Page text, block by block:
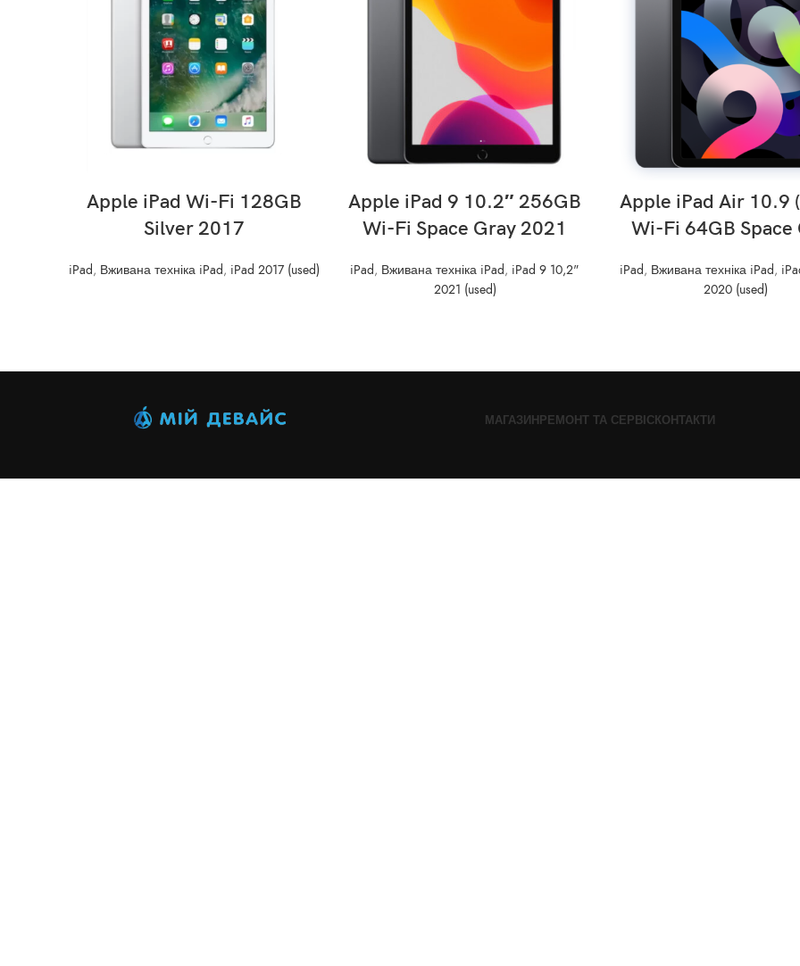
Apple iPad Wi-Fi 128GB
Silver 2017
iPad, Вживана техніка iPad, iPad 2017 (used)
Apple iPad 9 10.2″ 256GB
Wi-Fi Space Gray 2021
iPad, Вживана техніка iPad, iPad 9 10,2"
2021 (used)
Apple iPad Air 10.9
Wi-Fi 64GB Space
iPad, Вживана техніка iPad,
2020 (used)
МАГАЗИНРЕМОНТ ТА СЕРВІСКОНТАКТИ